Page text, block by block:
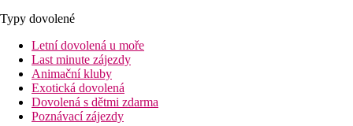
Typy dovolené
Letní dovolená u moře
Last minute zájezdy
Animační kluby
Exotická dovolená
Dovolená s dětmi zdarma
Poznávací zájezdy